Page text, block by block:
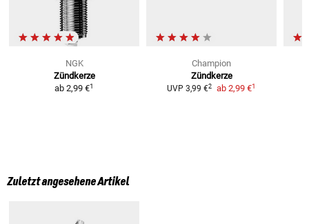
NGK
Zündkerze
ab 2,99 €1
Champion
Zündkerze
UVP 3,99 €2 ab 2,99 €1
Zuletzt angesehene Artikel